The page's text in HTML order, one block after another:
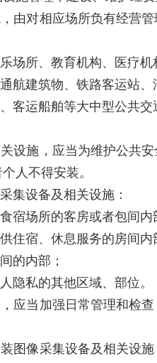
由对相应场所负有经营
场所、教育机构、医疗
航建筑物、铁路客运站
客运船舶等大中型公共交
设施，应当为维护公共
人不得安装。
集设备及相关设施：
宿场所的客房或者包间内
住宿、休息服务的房间内
的内部；
隐私的其他区域、部位。
应当加强日常管理和检
像采集设备及相关设